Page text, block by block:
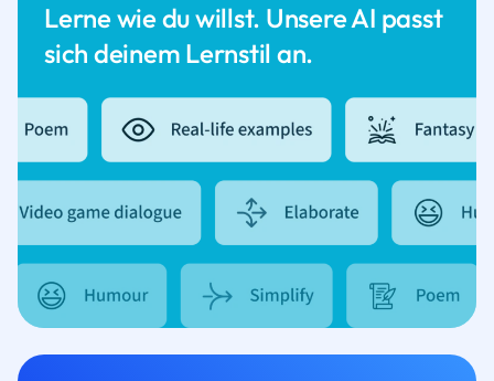
Lerne wie du willst. Unsere AI passt
sich deinem Lernstil an.